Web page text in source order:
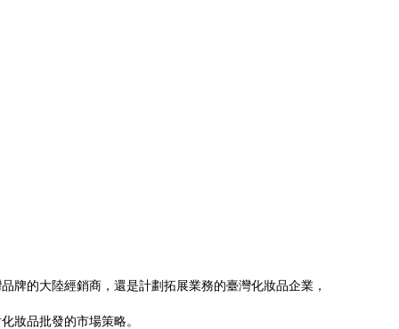
牌的大陸經銷商，還是計劃拓展業務的臺灣化妝品企業，
妝品批發的市場策略。